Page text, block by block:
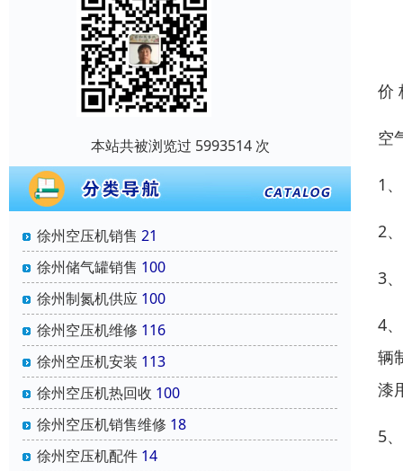
本站共被浏览过 5993514 次
徐州空压机销售 21
徐州储气罐销售 100
徐州制氮机供应 100
徐州空压机维修 116
徐州空压机安装 113
徐州空压机热回收 100
徐州空压机销售维修 18
徐州空压机配件 14
价
空
1
2
3
4
辆
漆
5